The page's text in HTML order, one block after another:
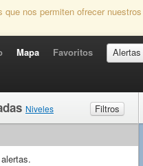
que nos permiten ofrecer
Mapa Favoritos Alertas
Niveles
Filtros